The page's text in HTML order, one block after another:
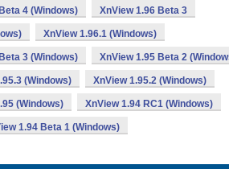
4 (Windows) XnView 1.96 Beta 3
XnView 1.96.1 (Windows)
3 (Windows) XnView 1.95 Beta 2
(Windows) XnView 1.95.2 (Windows)
(Windows) XnView 1.94 RC1 (Windows)
1.94 Beta 1 (Windows)